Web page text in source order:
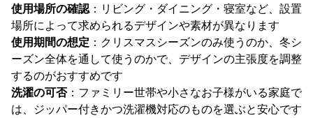
使用場所の確認：リビング・ダイニング・寝室など、設置
場所によって求められるデザインや素材が異なります
使用期間の想定 ：クリスマスシーズンのみ使うのか、冬シ
ーズン全体を通して使うのかで、デザインの主張度を調整
するのがおすすめです
洗濯の可否：ファミリー世帯や小さなお子様がいる家庭で
は、ジッパー付きかつ洗濯機対応のものを選ぶと安心です